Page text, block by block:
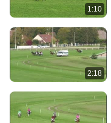
1:10
2:18